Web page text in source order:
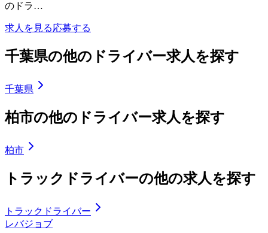
のドラ…
求人を見る応募する
千葉県の他のドライバー求人を探す
千葉県
柏市の他のドライバー求人を探す
柏市
トラックドライバーの他の求人を探す
トラックドライバー
レバジョブ